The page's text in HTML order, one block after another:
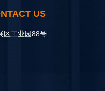
US
区工业园88号